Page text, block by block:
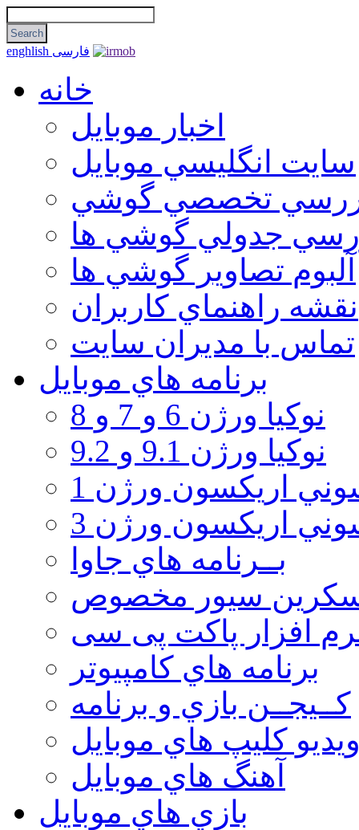
enghlish فارسی
خانه
اخبار موبایل
سايت انگليسي موبايل
تخصصي گوشي
جدولي گوشي ها
آلبوم تصاوير گوشي ها
نقشه راهنماي كاربران
تماس با مديران سايت
برنامه هاي موبايل
نوکیا ورژن 6 و 7 و 8
نوکیا ورژن 9.1 و 9.2
اريكسون ورژن 1
اريكسون ورژن 3
بــرنامه هاي جاوا
سيور مخصوص
افزار پاکت پی سی
برنامه هاي كامپيوتر
كــيجــن بازي و برنامه
كليپ هاي موبايل
آهنگ هاي موبايل
بازي هاي موبايل